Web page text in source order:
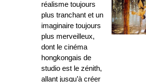
réalisme toujours
plus tranchant et un
imaginaire toujours
plus merveilleux,
dont le cinéma
hongkongais de
studio est le zénith,
allant jusqu’à créer